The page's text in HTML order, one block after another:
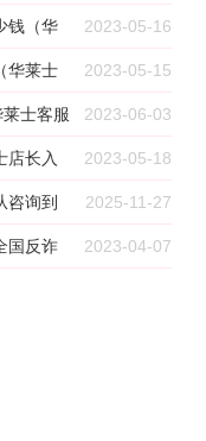
钱（华 2023-05-16
华莱士 2023-05-15
士客服 2023-06-03
店长入 2023-05-18
咨询到 2025-11-27
国反诈 2023-04-07